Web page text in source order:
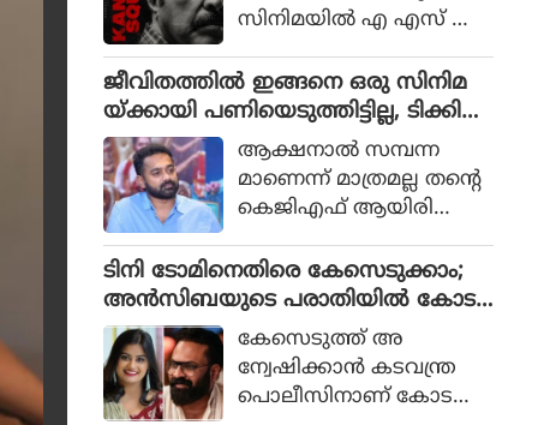
സിനിമയില്‍ എ എസ് ഐ
ഥാപാത്രമായാണ് മമ്മൂട്ടി
എത്തിയത്. ഒരു കുറ്റ
വാളിയെ പിടികൂടാനായി
ഉത്തരേന്ത്യന്‍ സംസ്ഥാന
ങ്ങളിലേക്ക് യാത്ര
തിരിക്കുന്ന പോലീസ്
സംഘത്തിന്റെ കഥ
യായിരുന്നു 2023ല്‍ പുറ
ത്തിറങ്ങിയ സിനിമ പറ
ഞ്ഞത്.
ജീവിതത്തിൽ ഇങ്ങനെ ഒരു സിനിമ
യ്ക്കായി പണിയെടുത്തിട്ടില്ല, ടിക്കി
ടാക്കയെ പറ്റി ആസിഫ് അലി
ആക്ഷനാല്‍ സമ്പന്ന
മാണെന്ന് മാത്രമല്ല തന്റെ
കെജിഎഫ് ആയിരിക്കും
സിഫ് അലിയുടെ തുറ
ന്നുപറയലും ഒപ്പം വി എ
സ് രോഹിത്- ആസിഫ് അ
ലി കൂട്ടുക്കെട്ടിലുള്ള
വിശ്വാസവും സിനിമയ്ക്ക്
വലിയ ഹൈപ്പ് ന
ടിനി ടോമിനെതിരെ കേസെടുക്കാം;
അൻസിബയുടെ പരാതിയിൽ കോട
തി നിർദേശം കേസെടുത്ത് അ
ന്വേഷിക്കാൻ കടവന്ത്ര
പൊലീസിനാണ് കോട